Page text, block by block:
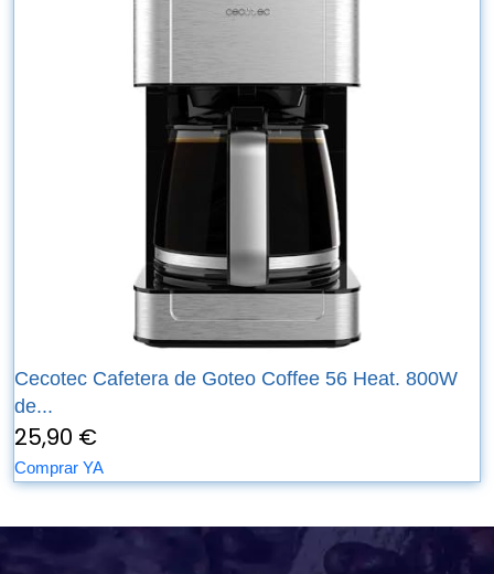
Cecotec Cafetera de Goteo Coffee 56 Heat. 800W
de...
25,90 €
Comprar YA